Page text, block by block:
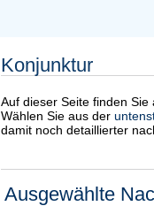
Konjunktur
Auf dieser Seite finden
Wählen Sie aus der
damit noch detaillierter
Ausgewählte